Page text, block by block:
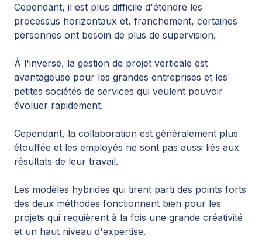
Cependant, il est plus difficile d'étendre les
processus horizontaux et, franchement, certaines
personnes ont besoin de plus de supervision.
À l'inverse, la gestion de projet verticale est
avantageuse pour les grandes entreprises et les
petites sociétés de services qui veulent pouvoir
évoluer rapidement.
Cependant, la collaboration est généralement plus
étouffée et les employés ne sont pas aussi liés aux
résultats de leur travail.
Les modèles hybrides qui tirent parti des points forts
des deux méthodes fonctionnent bien pour les
projets qui requièrent à la fois une grande créativité
et un haut niveau d'expertise.